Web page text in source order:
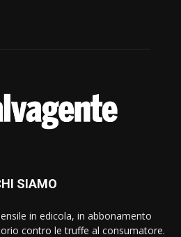
SIAMO
in edicola, in abbonamento
contro le truffe al consumatore.